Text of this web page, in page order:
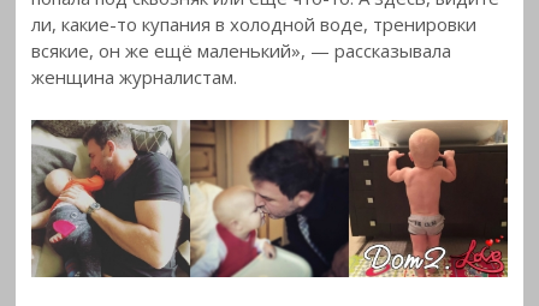
ли, какие-то купания в холодной воде, тренировки
всякие, он же ещё маленький», — рассказывала
женщина журналистам.